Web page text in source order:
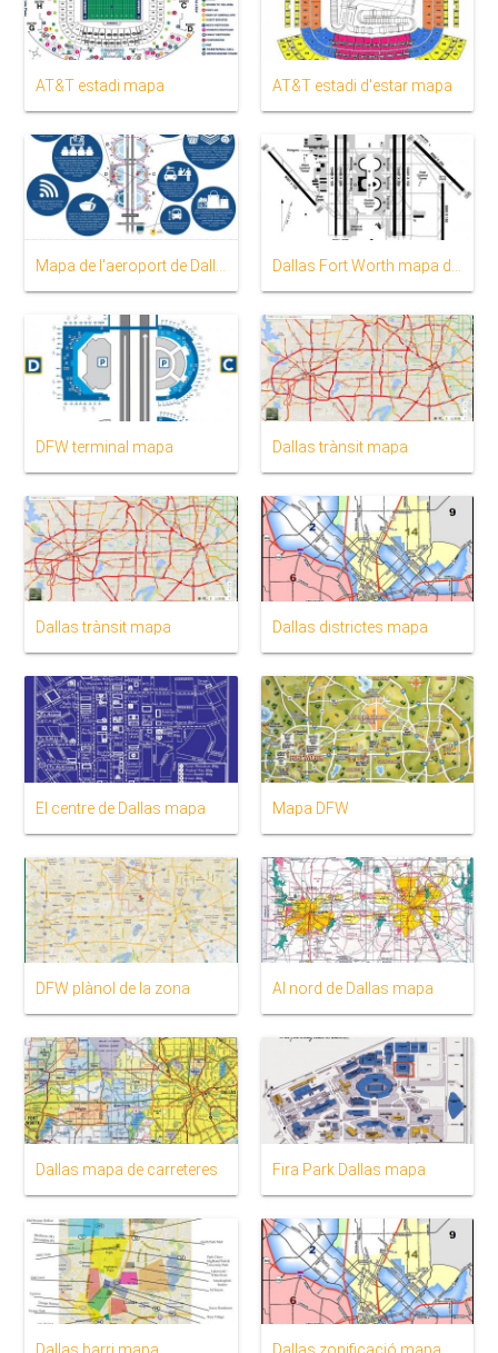
AT&T estadi mapa AT&T estadi d'estar mapa
DFW terminal mapa Dallas trànsit mapa
Dallas trànsit mapa Dallas districtes mapa
El centre de Dallas mapa Mapa DFW
DFW plànol de la zona Al nord de Dallas mapa
Dallas mapa de carreteres Fira Park Dallas mapa